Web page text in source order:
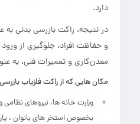
دارد.
در نتیجه، راکت بازرسی بدنی
و حفاظت افراد، جلوگیری از
معدن‌کاری و تعمیرات فنی، به
مکان هایی که از راکت فلزیاب
وزارت خانه ها، نیروهای
بخصوص استخر های بانوان ،